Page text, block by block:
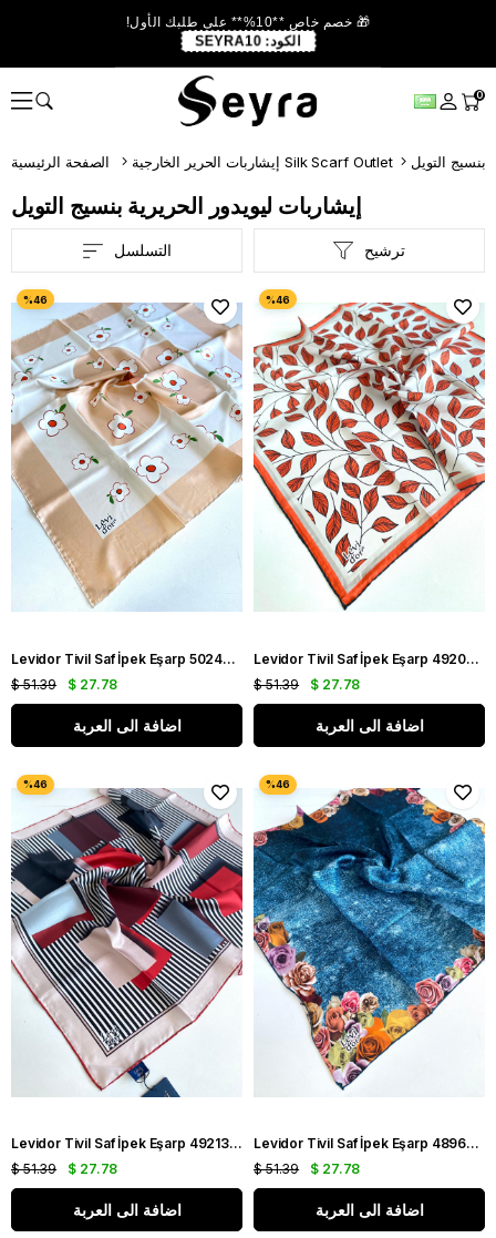
🎁 خصم خاص **10%** على طلبك الأول!
الكود: SEYRA10
0
إيشاربات الحرير الخارجية Silk Scarf Outlet بنسيج التويل
إيشاربات ليويدور الحريرية بنسيج التويل
ترشيح التسلسل
Levidor Tivil Saf İpek Eşarp 50240 Somon Karışık Desen
$ 27.78
$ 51.39
اضافة الى العربة
Levidor Tivil Saf İpek Eşarp 49206 Turuncu-Krem Karışık Desen
$ 27.78
$ 51.39
اضافة الى العربة
Levidor Tivil Saf İpek Eşarp 49213 Pudra Karışık Desen
$ 27.78
$ 51.39
اضافة الى العربة
Levidor Tivil Saf İpek Eşarp 48966 Mavi Karışık Desen
$ 27.78
$ 51.39
اضافة الى العربة